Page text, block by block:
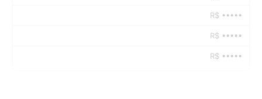
R$ •••••
R$ •••••
R$ •••••